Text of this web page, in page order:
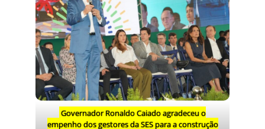
Governador Ronaldo Caiado agradeceu o
empenho dos gestores da SES para a construção